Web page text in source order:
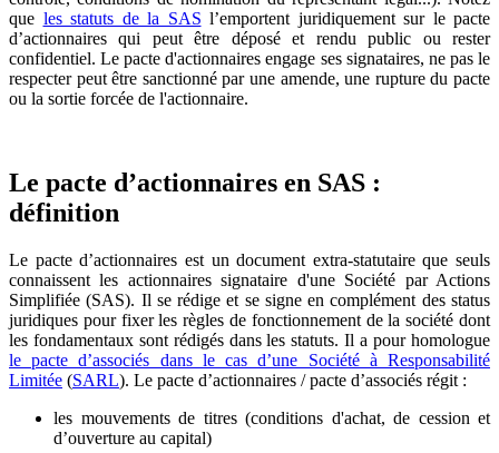
que les statuts de la SAS l’emportent juridiquement sur le pacte
d’actionnaires qui peut être déposé et rendu public ou rester
confidentiel. Le pacte d'actionnaires engage ses signataires, ne pas le
respecter peut être sanctionné par une amende, une rupture du pacte
ou la sortie forcée de l'actionnaire.
Le pacte d’actionnaires en SAS :
définition
Le pacte d’actionnaires est un document extra-statutaire que seuls
connaissent les actionnaires signataire d'une Société par Actions
Simplifiée (SAS). Il se rédige et se signe en complément des status
juridiques pour fixer les règles de fonctionnement de la société dont
les fondamentaux sont rédigés dans les statuts. Il a pour homologue
le pacte d’associés dans le cas d’une Société à Responsabilité
Limitée (SARL). Le pacte d’actionnaires / pacte d’associés régit :
les mouvements de titres (conditions d'achat, de cession et
d’ouverture au capital)